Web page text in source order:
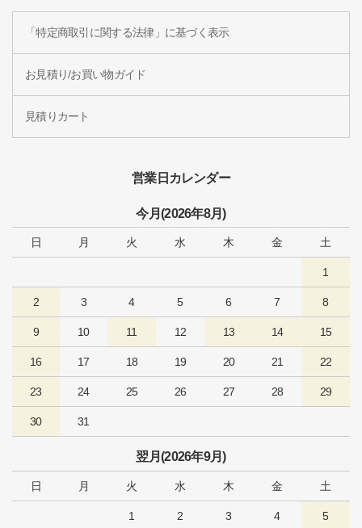
「特定商取引に関する法律」に基づく表示
お見積り/お買い物ガイド
見積りカート
営業日カレンダー
今月(2026年8月)
日 月 火 水 木 金 土
1
2 3 4 5 6 7 8
9 10 11 12 13 14 15
16 17 18 19 20 21 22
23 24 25 26 27 28 29
30 31
翌月(2026年9月)
日 月 火 水 木 金 土
1 2 3 4 5